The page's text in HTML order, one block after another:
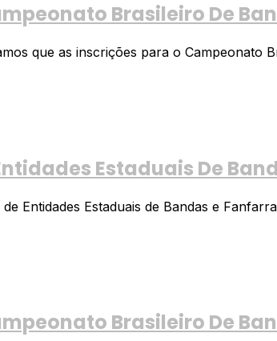
Brasileiro De
que as inscrições para o Campeonato
Estaduais De
Entidades Estaduais de Bandas e
Brasileiro De